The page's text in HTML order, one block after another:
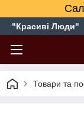
"Красиві Люди"
Товари та